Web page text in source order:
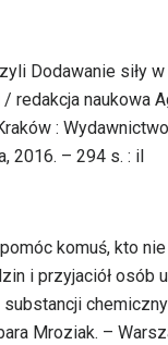
Dodawanie siły
redakcja naukowa
: Wydawnictwo
2016. – 294 s. : il
komuś, kto
i przyjaciół osób
Mroziak. –